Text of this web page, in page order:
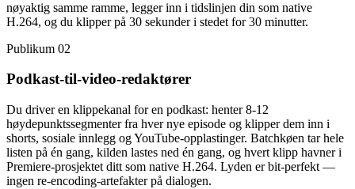
nøyaktig samme ramme, legger inn i tidslinjen din som native
H.264, og du klipper på 30 sekunder i stedet for 30 minutter.
Publikum 02
Podkast-til-video-redaktører
Du driver en klippekanal for en podkast: henter 8-12
høydepunktssegmenter fra hver nye episode og klipper dem inn i
shorts, sosiale innlegg og YouTube-opplastinger. Batchkøen tar hele
listen på én gang, kilden lastes ned én gang, og hvert klipp havner i
Premiere-prosjektet ditt som native H.264. Lyden er bit-perfekt —
ingen re-encoding-artefakter på dialogen.